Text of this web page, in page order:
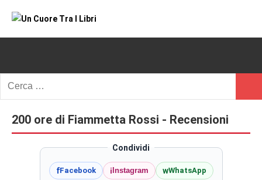
Un
Tra
I
Libri
romance
e
non
solo.
Recensioni,
anteprime,
200 ore di Fiammetta Rossi - Recensioni
Condividi
fFacebook i Instagram wWhatsApp